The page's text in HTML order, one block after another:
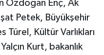
Özdoğan Enç, Ak
Petek, Büyükşehir
Türel, Kültür Varlıkları
Kurt, bakanlık